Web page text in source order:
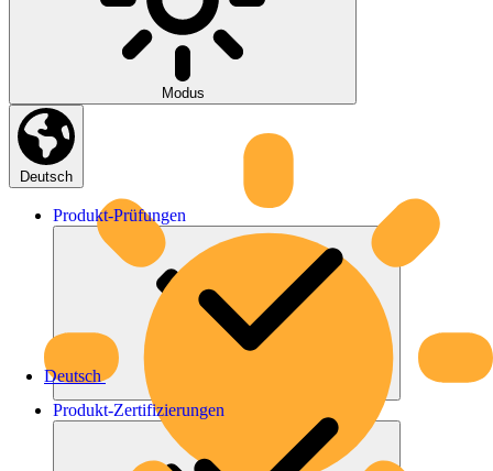
Modus
Deutsch
Deutsch
Produkt-Prüfungen
Produkt-Zertifizierungen